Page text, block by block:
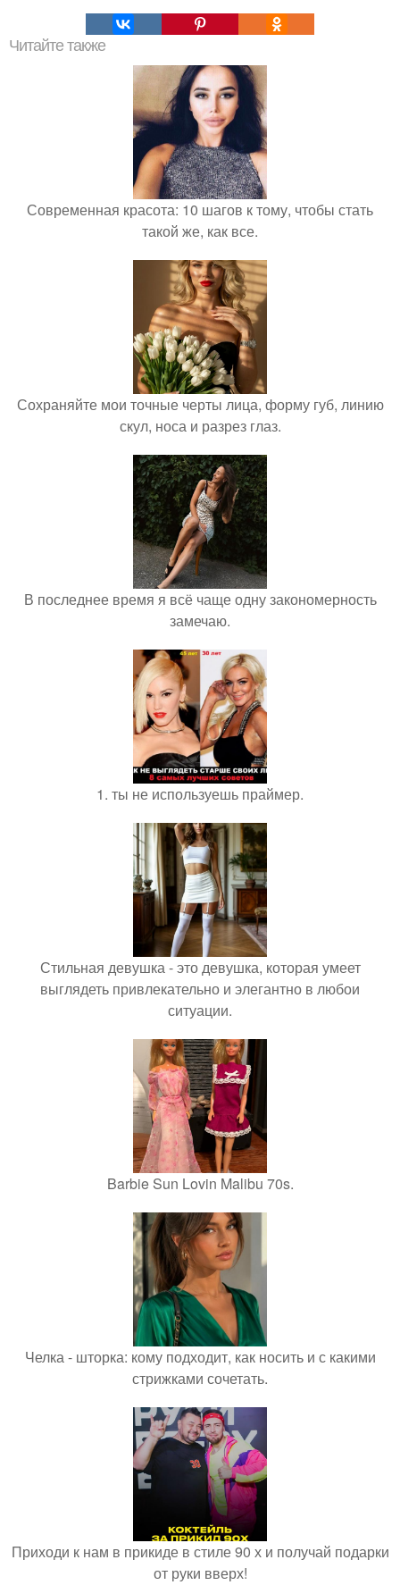
Читайте также
Современная красота: 10 шагов к тому, чтобы стать
такой же, как все.
Сохраняйте мои точные черты лица, форму губ, линию
скул, носа и разрез глаз.
В последнее время я всё чаще одну закономерность
замечаю.
1. ты не используешь праймер.
Стильная девушка - это девушка, которая умеет
выглядеть привлекательно и элегантно в любои
ситуации.
Barbie Sun Lovin Malibu 70s.
Челка - шторка: кому подходит, как носить и с какими
стрижками сочетать.
Приходи к нам в прикиде в стиле 90 х и получай подарки
от руки вверх!